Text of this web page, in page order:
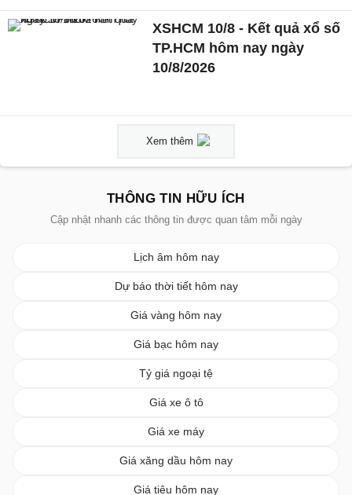
XSHCM 10/8 - Kết quả xổ số
TP.HCM hôm nay ngày
10/8/2026
Xem thêm
THÔNG TIN HỮU ÍCH
Cập nhật nhanh các thông tin được quan tâm mỗi ngày
Lịch âm hôm nay
Dự báo thời tiết hôm nay
Giá vàng hôm nay
Giá bạc hôm nay
Tỷ giá ngoại tệ
Giá xe ô tô
Giá xe máy
Giá xăng dầu hôm nay
Giá tiêu hôm nay